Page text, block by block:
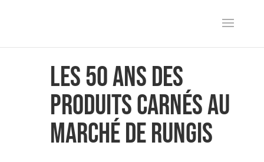
Les 50 ans des
produits carnés au
Marché de Rungis